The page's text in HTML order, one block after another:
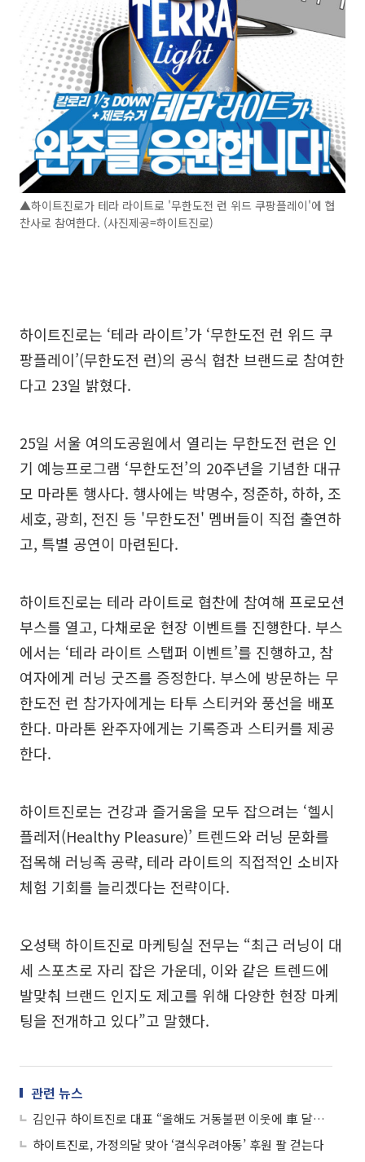
▲하이트진로가 테라 라이트로 '무한도전 런 위드 쿠팡플레이'에 협
찬사로 참여한다. (사진제공=하이트진로)
하이트진로는 ‘테라 라이트’가 ‘무한도전 런 위드 쿠
팡플레이’(무한도전 런)의 공식 협찬 브랜드로 참여한
다고 23일 밝혔다.
25일 서울 여의도공원에서 열리는 무한도전 런은 인
기 예능프로그램 ‘무한도전’의 20주년을 기념한 대규
모 마라톤 행사다. 행사에는 박명수, 정준하, 하하, 조
세호, 광희, 전진 등 '무한도전' 멤버들이 직접 출연하
고, 특별 공연이 마련된다.
하이트진로는 테라 라이트로 협찬에 참여해 프로모션
부스를 열고, 다채로운 현장 이벤트를 진행한다. 부스
에서는 ‘테라 라이트 스탭퍼 이벤트’를 진행하고, 참
여자에게 러닝 굿즈를 증정한다. 부스에 방문하는 무
한도전 런 참가자에게는 타투 스티커와 풍선을 배포
한다. 마라톤 완주자에게는 기록증과 스티커를 제공
한다.
하이트진로는 건강과 즐거움을 모두 잡으려는 ‘헬시
플레저(Healthy Pleasure)’ 트렌드와 러닝 문화를
접목해 러닝족 공략, 테라 라이트의 직접적인 소비자
체험 기회를 늘리겠다는 전략이다.
오성택 하이트진로 마케팅실 전무는 “최근 러닝이 대
세 스포츠로 자리 잡은 가운데, 이와 같은 트렌드에
발맞춰 브랜드 인지도 제고를 위해 다양한 현장 마케
팅을 전개하고 있다”고 말했다.
관련 뉴스
김인규 하이트진로 대표 “올해도 거동불편 이웃에 車 달려갑니다”
하이트진로, 가정의달 맞아 ‘결식우려아동’ 후원 팔 걷는다